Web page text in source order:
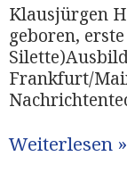
Klausjürgen
geboren,
Frankfurt/
Weiterlesen »